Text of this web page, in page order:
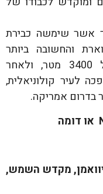
אשר שימשה כבירת
והחשובה ביותר
ביבשת. קוסקו נמצאת בגובה של 3400 מטר, ולאחר
לעיר קולוניאלית,
בדרום אמריקה.
או דומה
מקדש השמש,